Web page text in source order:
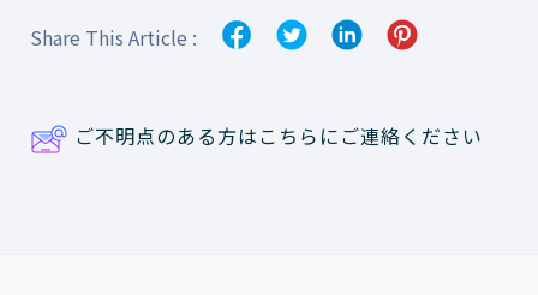
Share This Article :
ご不明点のある方はこちらにご連絡ください